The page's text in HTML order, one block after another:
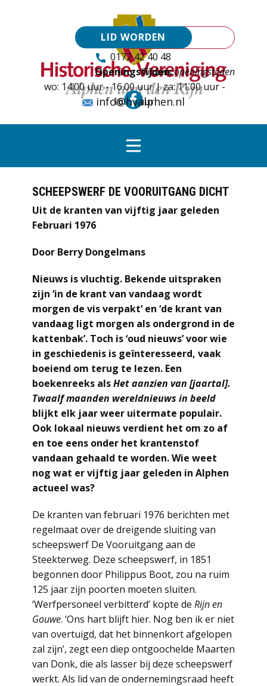
LID WORDEN
0172 42 40 48
Tijdens openingstijden
Openingstijden:
wo: 14.00 uur - 16.00 uur | za: 11.00 uur -
16.00 uur
info@hvalphen.nl
SCHEEPSWERF DE VOORUITGANG DICHT
Uit de kranten van vijftig jaar geleden
Februari 1976
Door Berry Dongelmans
Nieuws is vluchtig. Bekende uitspraken
zijn ‘in de krant van vandaag wordt
morgen de vis verpakt’ en ‘de krant van
vandaag ligt morgen als ondergrond in de
kattenbak’. Toch is ‘oud nieuws’ voor wie
in geschiedenis is geïnteresseerd, vaak
boeiend om terug te lezen. Een
boekenreeks alsHet aanzien van [jaartal].
Twaalf maanden wereldnieuws in beeld
blijkt elk jaar weer uitermate populair.
Ook lokaal nieuws verdient het om zo af
en toe eens onder het krantenstof
vandaan gehaald te worden. Wie weet
nog wat er vijftig jaar geleden in Alphen
actueel was?
De kranten van februari 1976 berichten met
regelmaat over de dreigende sluiting van
scheepswerf De Vooruitgang aan de
Steekterweg. Deze scheepswerf, in 1851
begonnen door Philippus Boot, zou na ruim
125 jaar zijn poorten moeten sluiten.
‘Werfpersoneel verbitterd’ kopte de Rijn en
Gouwe. ‘Ons hart blijft hier. Nog ben ik er niet
van overtuigd, dat het binnenkort afgelopen
zal zijn’, zegt een diep ontgoochelde Maarten
van Donk, die als lasser bij deze scheepswerf
werkt. Als lid van de ondernemingsraad heeft